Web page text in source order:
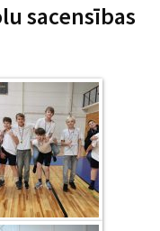
sacensības